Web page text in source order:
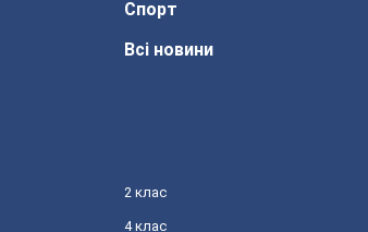
Спорт
Всі новини
2 клас
4 клас